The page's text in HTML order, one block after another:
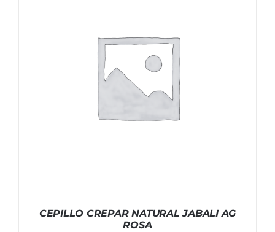
CEPILLO CREPAR NATURAL JABALI AG
ROSA